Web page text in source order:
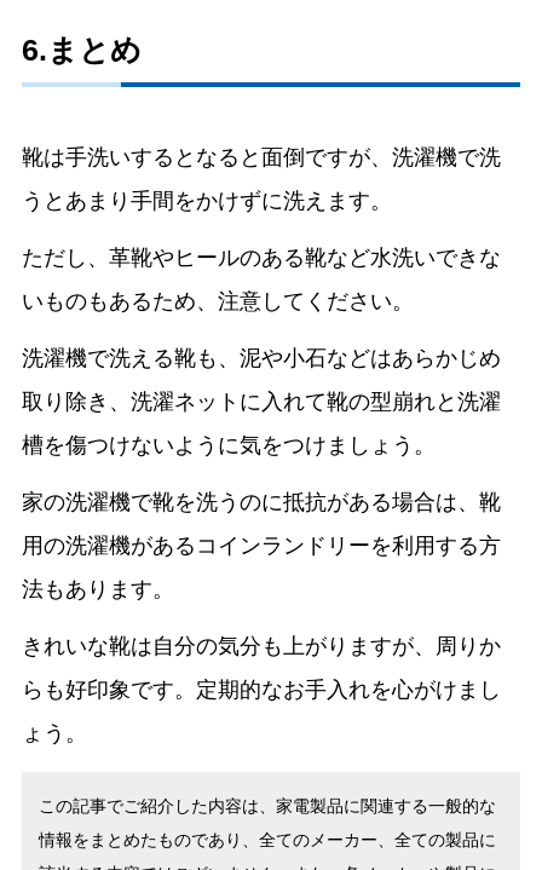
6.まとめ
靴は手洗いするとなると面倒ですが、洗濯機で洗
うとあまり手間をかけずに洗えます。
ただし、革靴やヒールのある靴など水洗いできな
いものもあるため、注意してください。
洗濯機で洗える靴も、泥や小石などはあらかじめ
取り除き、洗濯ネットに入れて靴の型崩れと洗濯
槽を傷つけないように気をつけましょう。
家の洗濯機で靴を洗うのに抵抗がある場合は、靴
用の洗濯機があるコインランドリーを利用する方
法もあります。
きれいな靴は自分の気分も上がりますが、周りか
らも好印象です。定期的なお手入れを心がけまし
ょう。
この記事でご紹介した内容は、家電製品に関連する一般的な
情報をまとめたものであり、全てのメーカー、全ての製品に